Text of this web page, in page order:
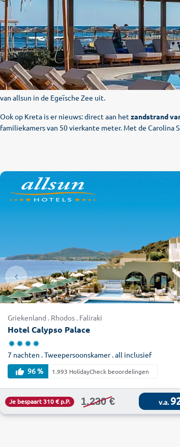
Deallsun Hotels & Resorts verwelkomen u in
van allsun in de Egeïsche Zee uit.
Ook op Kreta is er nieuws: direct aan hetzandstrand
familiekamers van 50 vierkante meter. Met de Carolina
Griekenland . Rhodos . Faliraki
Hotel Calypso Palace
7 nachten . Tweepersoonskamer . all inclusief
96 %
1.993 HolidayCheck beoordelingen
1.230 €
Je bespaart 310 € p.P. v.a.